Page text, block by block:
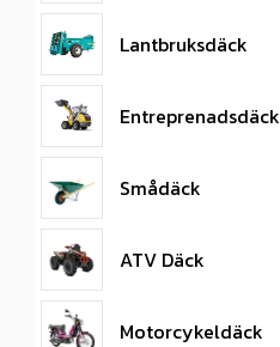
Lantbruksdäck
Entreprenadsdäck
Smådäck
ATV Däck
Motorcykeldäck